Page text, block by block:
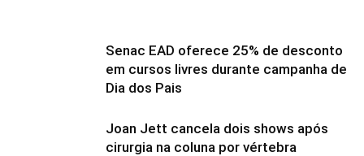
Senac EAD oferece 25% de desconto
em cursos livres durante campanha de
Dia dos Pais
Joan Jett cancela dois shows após
cirurgia na coluna por vértebra